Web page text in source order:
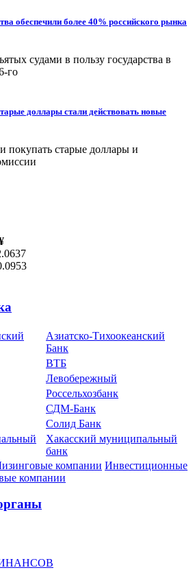
обеспечили более 40% российского рынка
судами в пользу государства в
го
доллары стали действовать новые
покупать старые доллары и
Азиатско-Тихоокеанский
Банк
ВТБ
Левобережный
Россельхозбанк
СДМ-Банк
Солид Банк
Хакасский муниципальный
банк
компании Инвестиционные
компании